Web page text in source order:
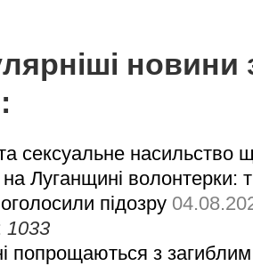
новини
сексуальне насильство
на Луганщині волонтерки:
підозру
1033
попрощаються з загиблим